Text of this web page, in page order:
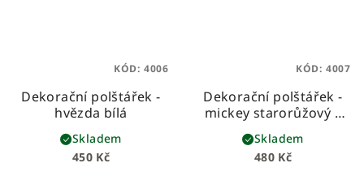
Dekorační polštářek -
hvězda bílá
450 Kč
Skladem
KÓD: 4006
Dekorační polštářek -
mickey starorůžový s
nápisem Nelly
480 Kč
Skladem
KÓD: 4007